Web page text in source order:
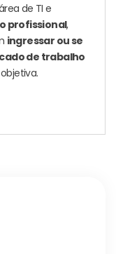
de TI e
profissional,
ingressar ou se
de trabalho